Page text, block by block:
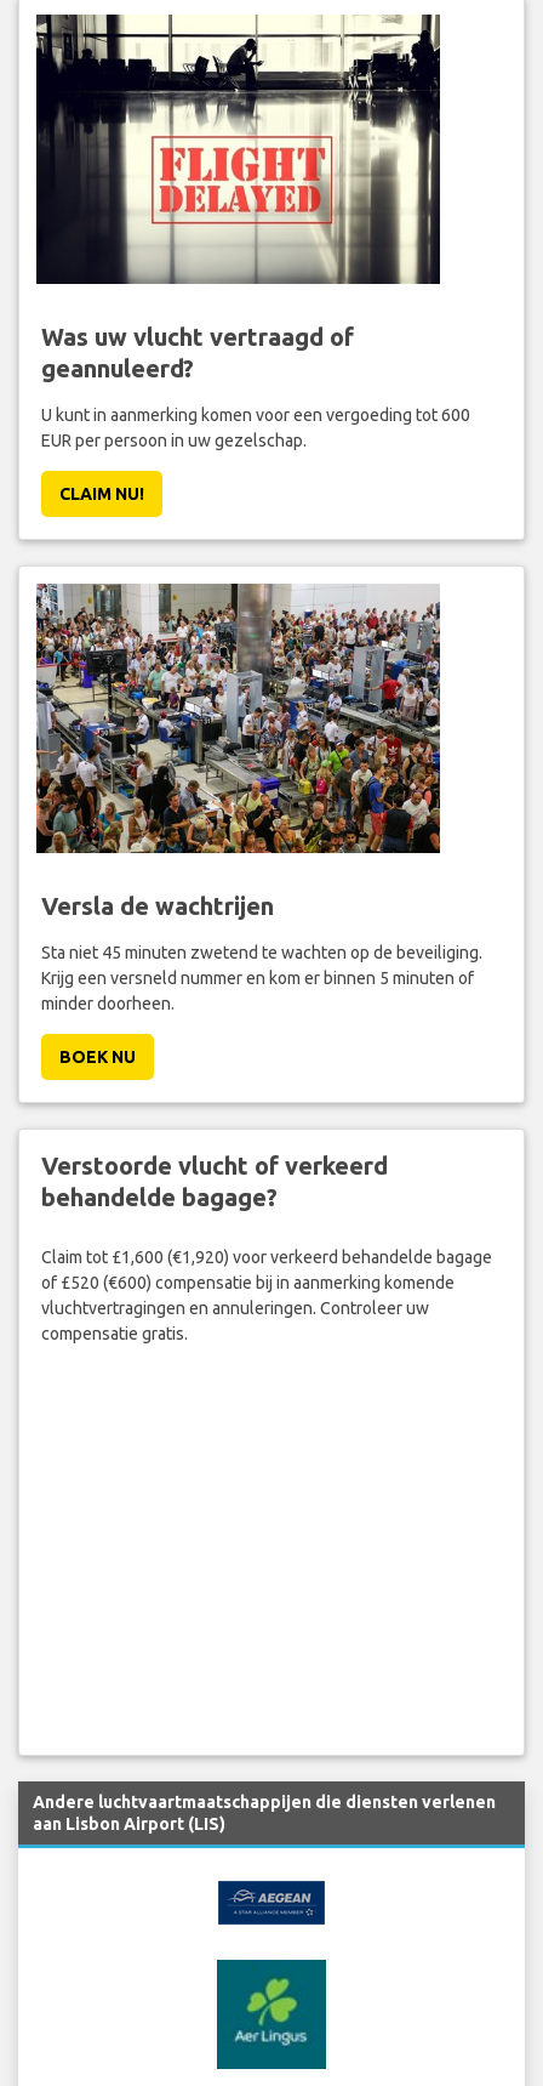
Was uw vlucht vertraagd of
geannuleerd?
U kunt in aanmerking komen voor een vergoeding tot 600
EUR per persoon in uw gezelschap.
CLAIM NU!
Versla de wachtrijen
Sta niet 45 minuten zwetend te wachten op de beveiliging.
Krijg een versneld nummer en kom er binnen 5 minuten of
minder doorheen.
BOEK NU
Verstoorde vlucht of verkeerd
behandelde bagage?
Claim tot £1,600 (€1,920) voor verkeerd behandelde bagage
of £520 (€600) compensatie bij in aanmerking komende
vluchtvertragingen en annuleringen. Controleer uw
compensatie gratis.
Andere luchtvaartmaatschappijen die diensten verlenen
aan Lisbon Airport (LIS)